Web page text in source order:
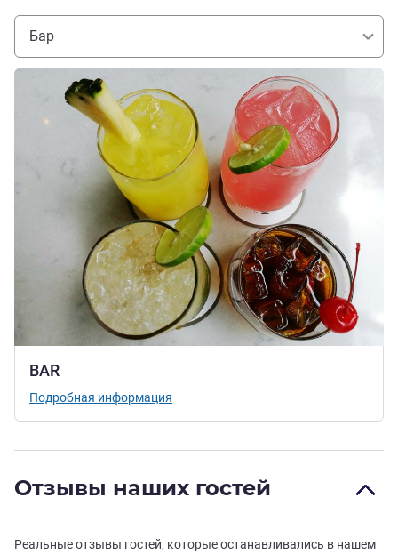
Бар
BAR
Подробная информация
Подробная информация
Отзывы наших гостей
Реальные отзывы гостей, которые останавливались в нашем